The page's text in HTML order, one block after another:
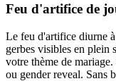
Feu d'artifice de
Le feu d'artifice diurne
gerbes visibles en plein
votre thème de
ou gender reveal. Sans